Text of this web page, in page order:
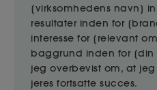
[virksomhedens navn]
resultater inden for
interesse for [relevant
baggrund inden for
jeg overbevist om, at
jeres fortsatte succes.